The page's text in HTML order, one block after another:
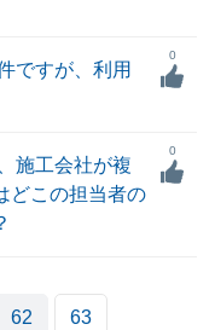
ですが、利用
0
施工会社が複
どこの担当者の
0
62 63